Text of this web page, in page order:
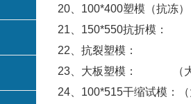
20
100*400塑模（抗冻）
21
150*550抗折模：
22 、抗裂塑模：
23 、大板塑模： （
24
100*515干缩试模：